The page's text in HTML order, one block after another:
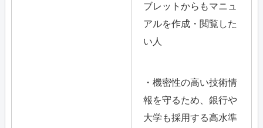
ブレットからもマニュ
アルを作成・閲覧した
い人
・機密性の高い技術情
報を守るため、銀行や
大学も採用する高水準